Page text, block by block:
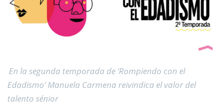
En la segunda temporada de ‘Rompiendo con el
Edadismo’ Manuela Carmena reivindica el valor del
talento sénior